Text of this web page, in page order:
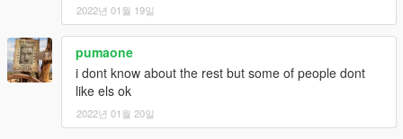
2022년 01월 19일
pumaone
i dont know about the rest but some of people dont
like els ok
2022년 01월 20일